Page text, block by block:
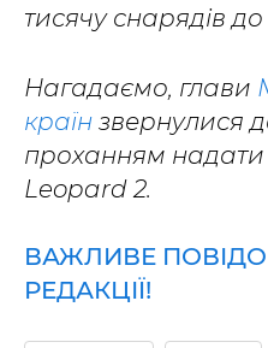
тисячу снарядів до
Нагадаємо, глави
країн звернулися
проханням надати
Leopard 2.
ВАЖЛИВЕ
РЕДАКЦІЇ!